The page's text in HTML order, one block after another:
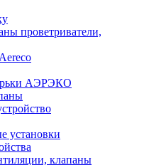
проветриватели,
АЭРЭКО
установки
клапаны